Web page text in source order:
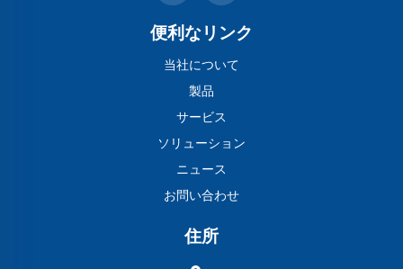
便利なリンク
当社について
製品
サービス
ソリューション
ニュース
お問い合わせ
住所